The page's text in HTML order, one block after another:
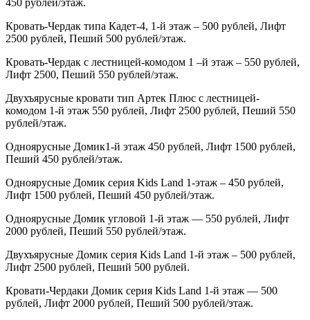
450 рублей/этаж.
Кровать-Чердак типа Кадет-4, 1-й этаж – 500 рублей, Лифт
2500 рублей, Пеший 500 рублей/этаж.
Кровать-Чердак с лестницей-комодом 1 –й этаж – 550 рублей,
Лифт 2500, Пеший 550 рублей/этаж.
Двухъярусные кровати тип Артек Плюс с лестницей-
комодом 1-й этаж 550 рублей, Лифт 2500 рублей, Пеший 550
рублей/этаж.
Одноярусные Домик1-й этаж 450 рублей, Лифт 1500 рублей,
Пеший 450 рублей/этаж.
Одноярусные Домик серия Kids Land 1-этаж – 450 рублей,
Лифт 1500 рублей, Пеший 450 рублей/этаж.
Одноярусные Домик угловой 1-й этаж — 550 рублей, Лифт
2000 рублей, Пеший 550 рублей/этаж.
Двухъярусные Домик серия Kids Land 1-й этаж – 500 рублей,
Лифт 2500 рублей, Пеший 500 рублей.
Кровати-Чердаки Домик серия Kids Land 1-й этаж — 500
рублей, Лифт 2000 рублей, Пеший 500 рублей/этаж.